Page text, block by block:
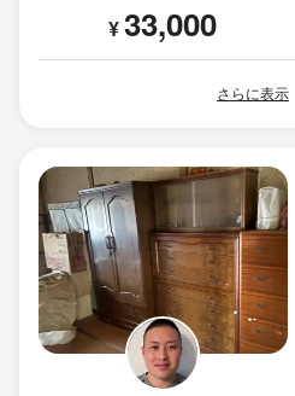
¥33,000
さらに表示